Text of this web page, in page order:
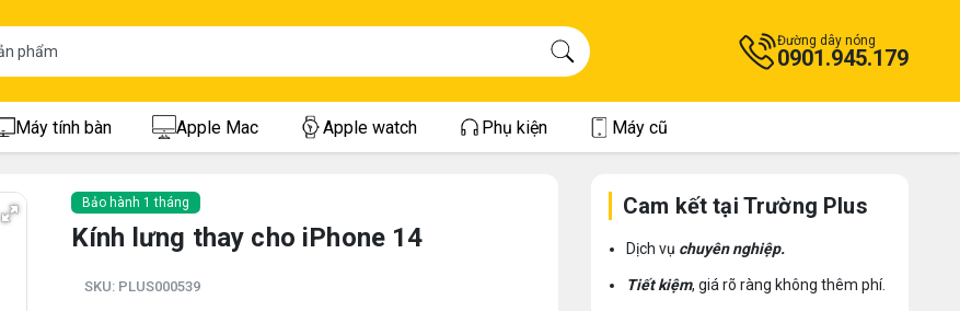
Đường dây nóng
0901.945.179
Máy tính bàn Apple Mac Apple watch Phụ kiện Máy cũ
Bảo hành 1 tháng
Kính lưng thay cho iPhone 14
SKU: PLUS000539
Cam kết tại Trường Plus
Dịch vụ chuyên nghiệp.
Tiết kiệm, giá rõ ràng không thêm phí.